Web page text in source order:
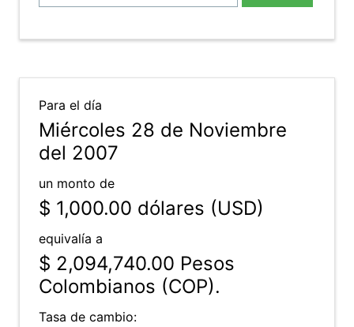
Para el día
Miércoles 28 de Noviembre
del 2007
un monto de
$ 1,000.00 dólares (USD)
equivalía a
$ 2,094,740.00 Pesos
Colombianos (COP).
Tasa de cambio: